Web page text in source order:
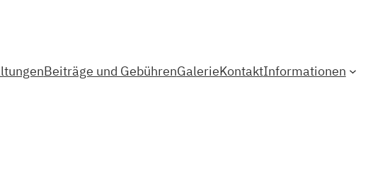
Beiträge und GebührenGalerieKontaktInformationen